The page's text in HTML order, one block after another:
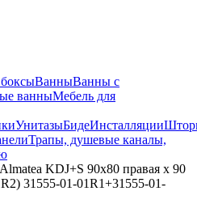
ВанныВанны с
ванныМебель для
УнитазыБидеИнсталляции
Трапы, душевые каналы,
KDJ+S 90x80 правая х 90
31555-01-01R1+31555-01-